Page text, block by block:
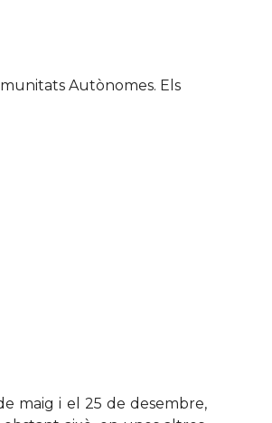
Autònomes. Els
maig i el 25 de desembre,